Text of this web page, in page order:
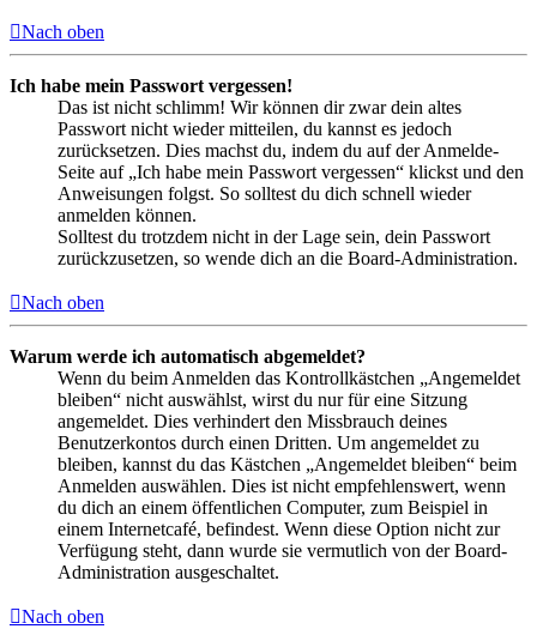
Nach oben
Ich habe mein Passwort vergessen!
Das ist nicht schlimm! Wir können dir zwar dein altes
Passwort nicht wieder mitteilen, du kannst es jedoch
zurücksetzen. Dies machst du, indem du auf der Anmelde-
Seite auf „Ich habe mein Passwort vergessen“ klickst und den
Anweisungen folgst. So solltest du dich schnell wieder
anmelden können.
Solltest du trotzdem nicht in der Lage sein, dein Passwort
zurückzusetzen, so wende dich an die Board-Administration.
Nach oben
Warum werde ich automatisch abgemeldet?
Wenn du beim Anmelden das Kontrollkästchen „Angemeldet
bleiben“ nicht auswählst, wirst du nur für eine Sitzung
angemeldet. Dies verhindert den Missbrauch deines
Benutzerkontos durch einen Dritten. Um angemeldet zu
bleiben, kannst du das Kästchen „Angemeldet bleiben“ beim
Anmelden auswählen. Dies ist nicht empfehlenswert, wenn
du dich an einem öffentlichen Computer, zum Beispiel in
einem Internetcafé, befindest. Wenn diese Option nicht zur
Verfügung steht, dann wurde sie vermutlich von der Board-
Administration ausgeschaltet.
Nach oben